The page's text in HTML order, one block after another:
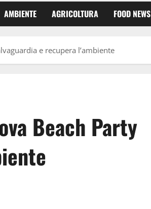
AMBIENTE AGRICOLTURA FOOD NEWS
e recupera l’ambiente
Beach Party